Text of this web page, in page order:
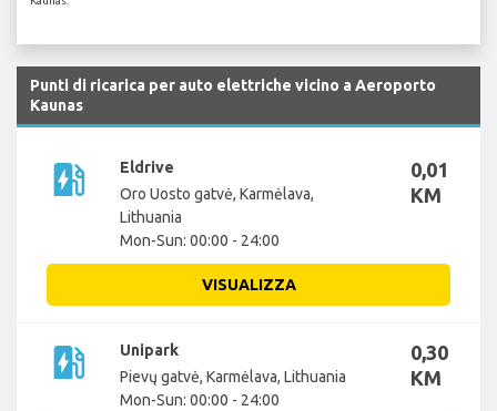
Punti di ricarica per auto elettriche vicino a Aeroporto
Kaunas
ev_station
Eldrive
Oro Uosto gatvė, Karmėlava,
Lithuania
Mon-Sun: 00:00 - 24:00
0,01
KM
VISUALIZZA
ev_station
Unipark
Pievų gatvė, Karmėlava, Lithuania
Mon-Sun: 00:00 - 24:00
0,30
KM